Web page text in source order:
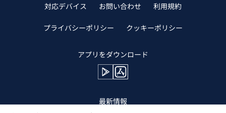
対応デバイス お問い合わせ 利用規約
プライバシーポリシー クッキーポリシー
アプリをダウンロード
最新情報